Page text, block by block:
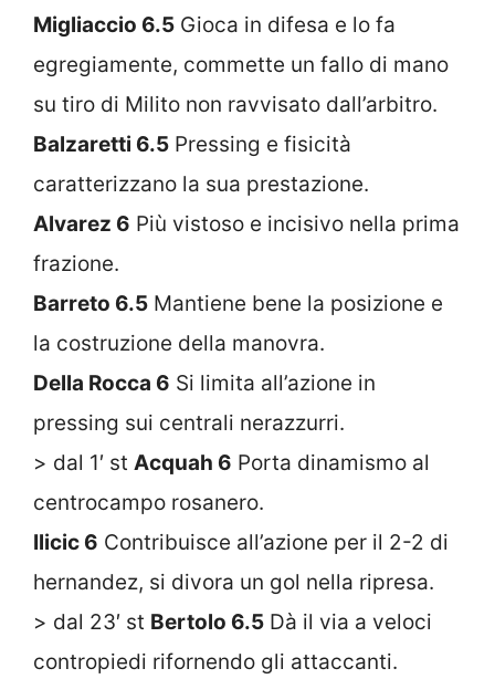
Migliaccio 6.5 Gioca in difesa e lo fa
egregiamente, commette un fallo di mano
su tiro di Milito non ravvisato dall’arbitro.
Balzaretti 6.5 Pressing e fisicità
caratterizzano la sua prestazione.
Alvarez 6 Più vistoso e incisivo nella prima
frazione.
Barreto 6.5 Mantiene bene la posizione e
la costruzione della manovra.
Della Rocca 6 Si limita all’azione in
pressing sui centrali nerazzurri.
> dal 1′ st Acquah 6 Porta dinamismo al
centrocampo rosanero.
Ilicic 6 Contribuisce all’azione per il 2-2 di
hernandez, si divora un gol nella ripresa.
> dal 23′ st Bertolo 6.5 Dà il via a veloci
contropiedi rifornendo gli attaccanti.